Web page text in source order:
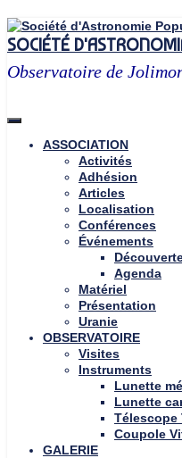
Skip
to
content
SOCIÉTÉ
Observatoire de
ASSOCIATION
Activités
Adhésion
Articles
Localisation
Conférences
Événements
Agenda
Matériel
Présentation
Uranie
OBSERVATOIRE
Visites
Instruments
Lunette
Lunette
Télescope
Coupole
GALERIE